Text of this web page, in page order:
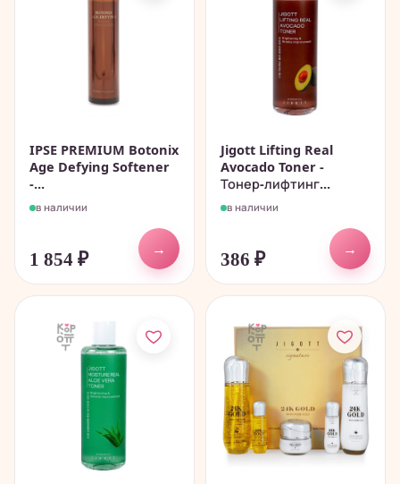
IPSE PREMIUM Botonix
Age Defying Softener
-...
в наличии
1 854 ₽
→
Jigott Lifting Real
Avocado Toner -
Тонер-лифтинг...
в наличии
386 ₽
→